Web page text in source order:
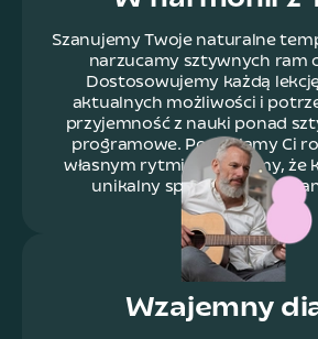
Szanujemy Twoje naturalne
narzucamy sztywnych ram
Dostosowujemy każdą
aktualnych możliwości i
przyjemność z nauki ponad
programowe. Pozwalamy Ci
własnym rytmie, bo wiemy, że
unikalny sposób
Wzajemny